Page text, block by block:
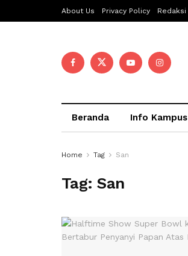
About Us Privacy Policy Redaksi
Beranda Info Kampus
Home Tag San
Tag:San